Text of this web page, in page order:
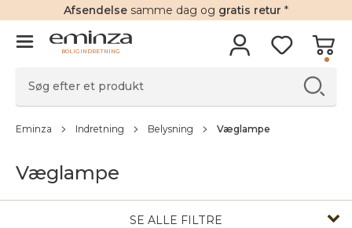
Afsendelse samme dag og gratis retur *
BOLIGINDRETNING
Eminza Indretning Belysning Væglampe
Væglampe
SE ALLE FILTRE